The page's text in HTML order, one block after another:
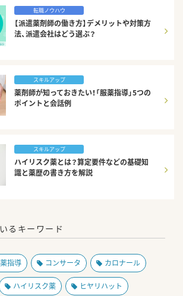
転職ノウハウ
【派遣薬剤師の働き方】デメリットや対策方
法、派遣会社はどう選ぶ？
スキルアップ
薬剤師が知っておきたい！「服薬指導」5つの
ポイントと会話例
スキルアップ
ハイリスク薬とは？算定要件などの基礎知
識と薬歴の書き方を解説
るキーワード
指導 コンサータ カロナール
ハイリスク薬 ヒヤリハット